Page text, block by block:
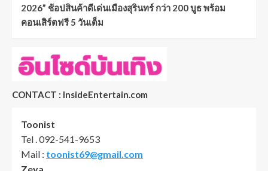
2026” ช้อปสินค้าดีเด่นเมืองสุรินทร์ กว่า 200 บูธ พร้อม
คอนเสิร์ตฟรี 5 วันเต็ม
CONTACT : InsideEntertain.com
Toonist
Tel . 092-541-9653
Mail : toonist69@gmail.com